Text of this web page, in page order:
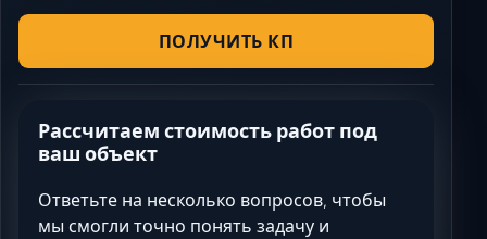
ПОЛУЧИТЬ КП
Рассчитаем стоимость работ под
ваш объект
Ответьте на несколько вопросов, чтобы
мы смогли точно понять задачу и